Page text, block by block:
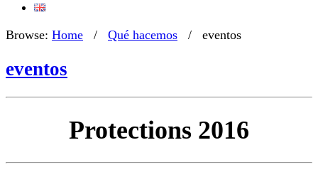
Browse: Home / Qué hacemos / eventos
eventos
Protections 2016